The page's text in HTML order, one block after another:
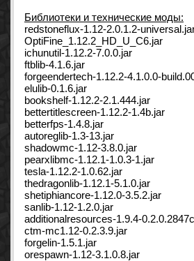
Библиотеки и технические моды:
redstoneflux-1.12-2.0.1.2-
OptiFine_1.12.2_HD_U_C6.jar
ichunutil-1.12.2-7.0.0.jar
ftblib-4.1.6.jar
forgeendertech-1.12.2-4.1.0.0-
elulib-0.1.6.jar
bookshelf-1.12.2-2.1.444.jar
bettertitlescreen-1.12.2-1.4b.jar
betterfps-1.4.8.jar
autoreglib-1.3-13.jar
shadowmc-1.12-3.8.0.jar
pearxlibmc-1.12.1-1.0.3-1.jar
tesla-1.12.2-1.0.62.jar
thedragonlib-1.12.1-5.1.0.jar
shetiphiancore-1.12.0-3.5.2.jar
sanlib-1.12-1.2.0.jar
additionalresources-1.9.4-
ctm-mc1.12-0.2.3.9.jar
forgelin-1.5.1.jar
orespawn-1.12-3.1.0.8.jar